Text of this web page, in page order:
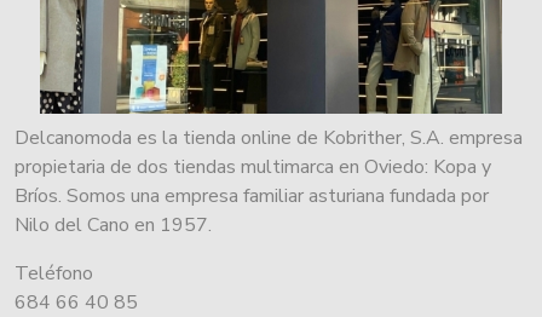
Delcanomoda es la tienda online de Kobrither, S.A. empresa
propietaria de dos tiendas multimarca en Oviedo: Kopa y
Bríos. Somos una empresa familiar asturiana fundada por
Nilo del Cano en 1957.
Teléfono
684 66 40 85